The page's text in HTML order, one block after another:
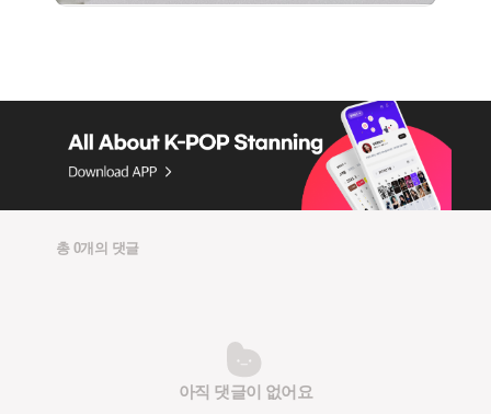
총 0개의 댓글
아직 댓글이 없어요